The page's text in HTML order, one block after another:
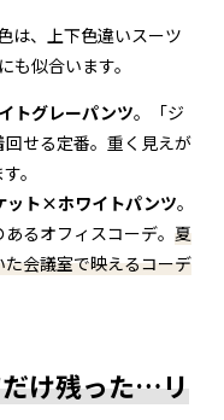
は、上下色違いスーツ
似合います。
トグレーパンツ。「ジ
せる定番。重く見えが
。
ット×ホワイトパンツ。
るオフィスコーデ。夏
会議室で映えるコーデ
け残った…リ